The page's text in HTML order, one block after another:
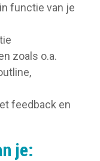
functie van je
zoals o.a.
feedback en
je: